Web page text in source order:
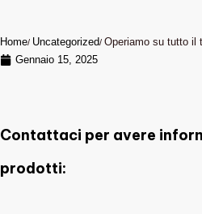
Home Uncategorized Operiamo su tutto il
Gennaio 15, 2025
Contattaci per avere
prodotti: